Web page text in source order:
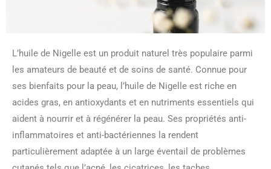
L’huile de Nigelle est un produit naturel très populaire parmi
les amateurs de beauté et de soins de santé. Connue pour
ses bienfaits pour la peau, l’huile de Nigelle est riche en
acides gras, en antioxydants et en nutriments essentiels qui
aident à nourrir et à régénérer la peau. Ses propriétés anti-
inflammatoires et anti-bactériennes la rendent
particulièrement adaptée à un large éventail de problèmes